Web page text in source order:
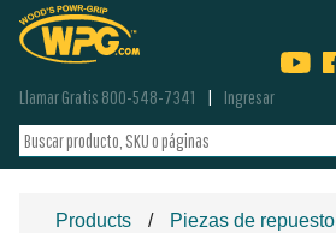
Llamar Gratis 800-548-7341 Ingresar
Products Piezas de repuesto